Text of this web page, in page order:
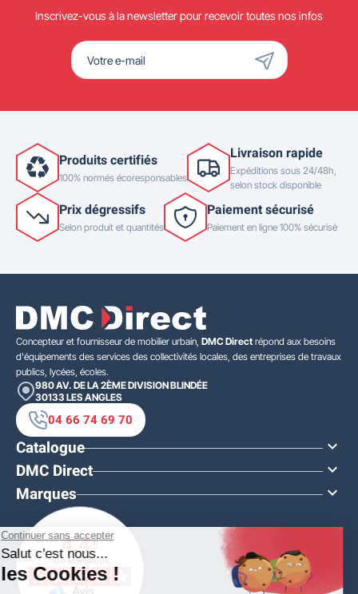
Inscrivez-vous à la newsletter pour recevoir toutes nos infos
Produits certifiés
100% normés écoresponsables
Livraison rapide
Expéditions sous 24/48h,
selon stock disponible
Prix dégressifs
Selon produit et quantités
Paiement sécurisé
Paiement en ligne 100% sécurisé
Concepteur et fournisseur de mobilier urbain, DMC Direct répond aux besoins
d'équipements des services des collectivités locales, des entreprises de travaux
publics, lycées, écoles.
980 AV. DE LA 2ÈME DIVISION BLINDÉE
30133 LES ANGLES
04 66 74 69 70
Catalogue 
DMC Direct 
Marques 
4.4/5
100 avis clients